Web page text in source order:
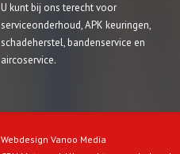
U kunt bij ons terecht voor
serviceonderhoud, APK keuringen,
schadeherstel, bandenservice en
aircoservice.
Webdesign Vanoo Media